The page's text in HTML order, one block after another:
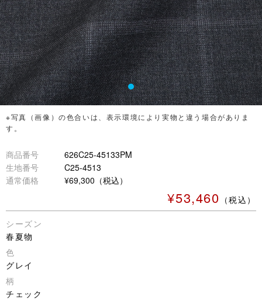
※写真（画像）の色合いは、表示環境により実物と違う場合がありま
す。
商品番号
626C25-45133PM
生地番号
C25-4513
通常価格
¥69,300（税込）
¥53,460 （税込）
シーズン
春夏物
色
グレイ
柄
チェック